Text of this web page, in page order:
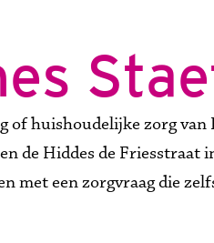
of huishoudelijke zorg van
de Hiddes de
met een zorgvraag die